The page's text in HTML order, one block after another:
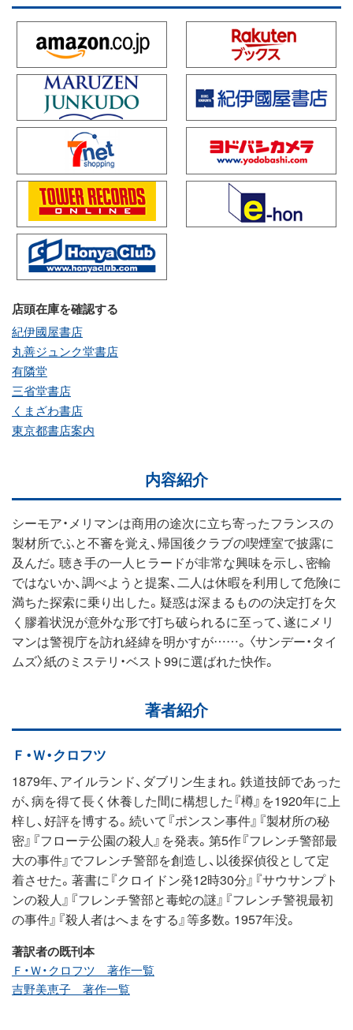
店頭在庫を確認する
紀伊國屋書店
丸善ジュンク堂書店
有隣堂
三省堂書店
くまざわ書店
東京都書店案内
内容紹介
シーモア・メリマンは商用の途次に立ち寄ったフランスの
製材所でふと不審を覚え、帰国後クラブの喫煙室で披露に
及んだ。聴き手の一人ヒラードが非常な興味を示し、密輸
ではないか、調べようと提案、二人は休暇を利用して危険に
満ちた探索に乗り出した。疑惑は深まるものの決定打を欠
く膠着状況が意外な形で打ち破られるに至って、遂にメリ
マンは警視庁を訪れ経緯を明かすが……。〈サンデー・タイ
ムズ〉紙のミステリ・ベスト99に選ばれた快作。
著者紹介
Ｆ・Ｗ・クロフツ
1879年、アイルランド、ダブリン生まれ。鉄道技師であった
が、病を得て長く休養した間に構想した『樽』を1920年に上
梓し、好評を博する。続いて『ポンスン事件』『製材所の秘
密』『フローテ公園の殺人』を発表。第5作『フレンチ警部最
大の事件』でフレンチ警部を創造し、以後探偵役として定
着させた。著書に『クロイドン発12時30分』『サウサンプト
ンの殺人』『フレンチ警部と毒蛇の謎』『フレンチ警視最初
の事件』『殺人者はへまをする』等多数。1957年没。
著訳者の既刊本
Ｆ・Ｗ・クロフツ 著作一覧
吉野美恵子 著作一覧